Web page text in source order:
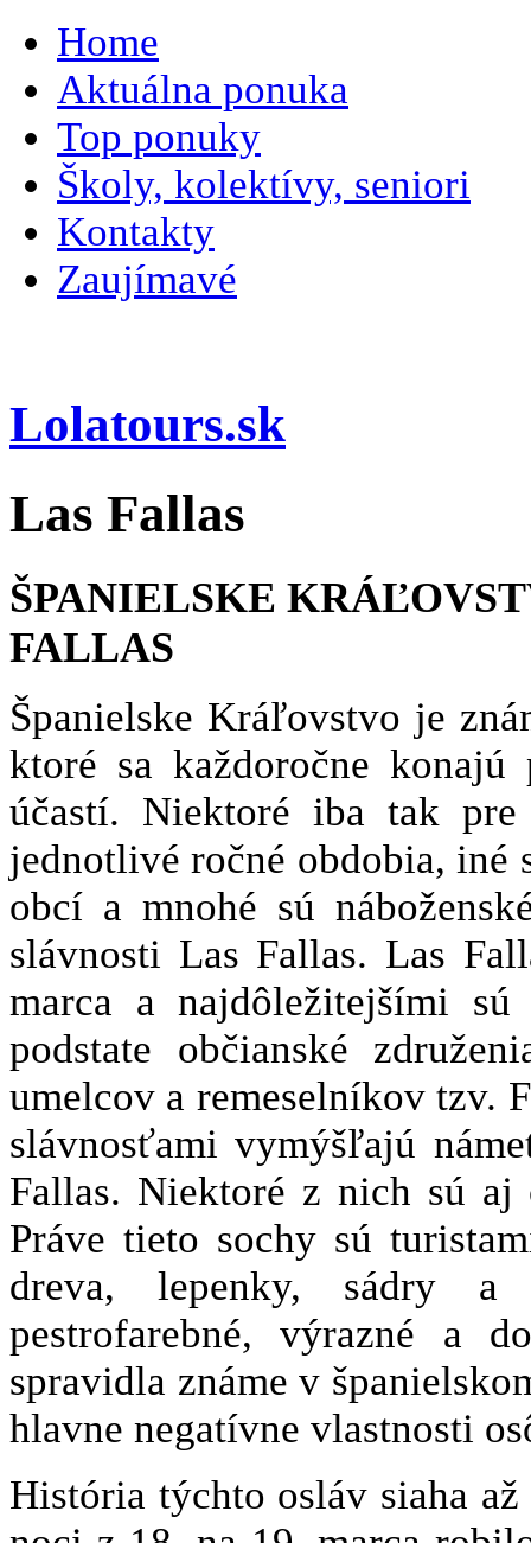
Home
Aktuálna ponuka
Top ponuky
Školy, kolektívy, seniori
Kontakty
Zaujímavé
Lolatours.sk
Las Fallas
ŠPANIELSKE
FALLAS
Španielske Kráľovstvo je
ktoré sa každoročne
účastí. Niektoré iba tak
jednotlivé ročné obdobia, iné
obcí a mnohé sú
slávnosti Las Fallas. Las
marca a najdôležitejšími
podstate občianské
umelcov a remeselníkov tzv.
slávnosťami vymýšľajú
Fallas. Niektoré z nich sú aj
Práve tieto sochy sú
dreva, lepenky, sádry a
pestrofarebné, výrazné a
spravidla známe v
hlavne negatívne vlastnosti
História týchto osláv siaha